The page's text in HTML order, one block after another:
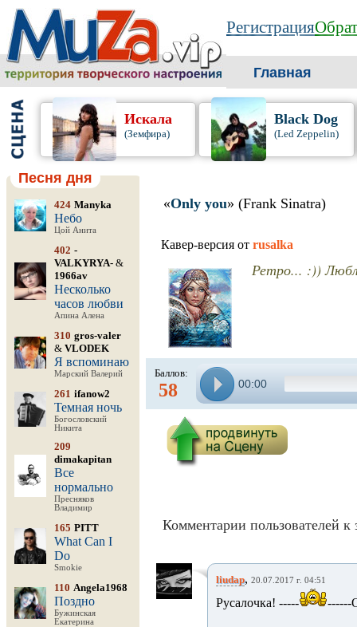
Регистрация
Главная
Искала
(Земфира)
Black Dog
(Led Zeppelin)
Песня дня
424 Manyka
Небо
Цой Анита
402 -
VALKYRYA- &
1966av
Несколько
часов любви
Апина Алена
310 gros-valer
& VLODEK
Я вспоминаю
Марский Валерий
261 ifanow2
Темная ночь
Богословский
Никита
209
dimakapitan
Все
нормально
Пресняков
Владимир
165 PITT
What Can I
Do
Smokie
110 Angela1968
Поздно
Бужинская
Екатерина
«Only you» (Frank Sinatra)
Кавер-версия от rusalka
Ретро... :))
Баллов:
58 00:00
Комментарии пользователей к
liudap, 20.07.2017 г. 04:51
Русалочка! ----- ------